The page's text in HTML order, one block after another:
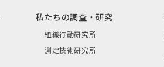
私たちの調査・研究
組織行動研究所
測定技術研究所